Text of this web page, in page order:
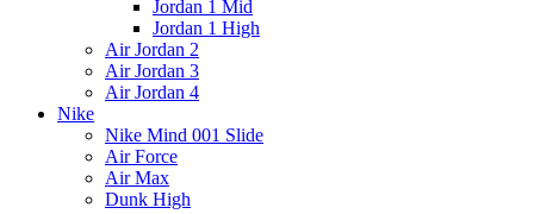
Jordan 1 Mid
Jordan 1 High
Air Jordan 2
Air Jordan 3
Air Jordan 4
Nike
Nike Mind 001 Slide
Air Force
Air Max
Dunk High